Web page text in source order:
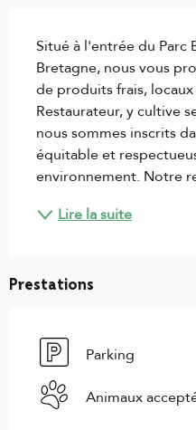
Situé à l'entrée du Parc
Bretagne, nous vous
de produits frais,
Restaurateur, y cultive
nous sommes inscrits
équitable et
environnement. Notre
Lire la suite
Prestations
Parking
Animaux